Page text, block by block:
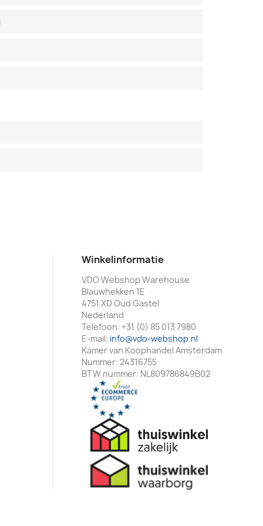
Winkelinformatie
VDO Webshop Warehouse
Blauwhekken 1E
4751 XD Oud Gastel
Nederland
Telefoon: +31 (0) 85 013 7980
E-mail: info@vdo-webshop.nl
Kamer van Koophandel Amsterdam
Nummer: 24316755
BTW nummer: NL809786849B02